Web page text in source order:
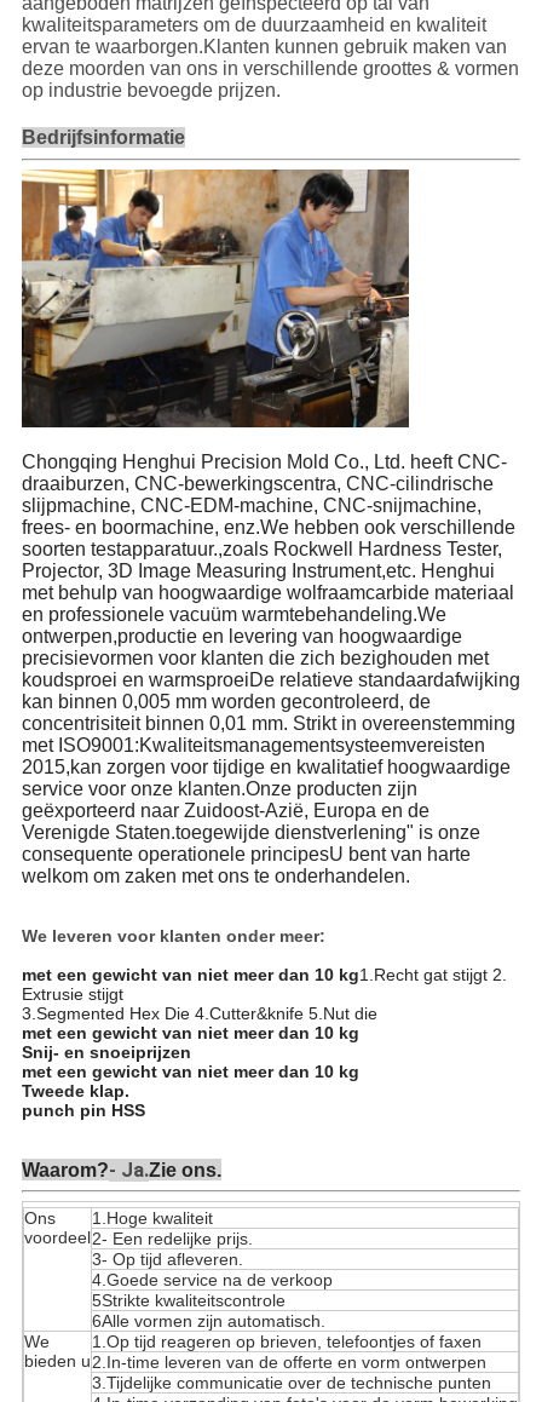
kwaliteitsparameters om de duurzaamheid en kwaliteit
ervan te waarborgen.Klanten kunnen gebruik maken van
deze moorden van ons in verschillende groottes & vormen
op industrie bevoegde prijzen.
Bedrijfsinformatie
Chongqing Henghui Precision Mold Co., Ltd. heeft CNC-
draaiburzen, CNC-bewerkingscentra, CNC-cilindrische
slijpmachine, CNC-EDM-machine, CNC-snijmachine,
frees- en boormachine, enz.We hebben ook verschillende
soorten testapparatuur.,zoals Rockwell Hardness Tester,
Projector, 3D Image Measuring Instrument,etc. Henghui
met behulp van hoogwaardige wolfraamcarbide materiaal
en professionele vacuüm warmtebehandeling.We
ontwerpen,productie en levering van hoogwaardige
precisievormen voor klanten die zich bezighouden met
koudsproei en warmsproeiDe relatieve standaardafwijking
kan binnen 0,005 mm worden gecontroleerd, de
concentrisiteit binnen 0,01 mm. Strikt in overeenstemming
met ISO9001:Kwaliteitsmanagementsysteemvereisten
2015,kan zorgen voor tijdige en kwalitatief hoogwaardige
service voor onze klanten.Onze producten zijn
geëxporteerd naar Zuidoost-Azië, Europa en de
Verenigde Staten.toegewijde dienstverlening" is onze
consequente operationele principesU bent van harte
welkom om zaken met ons te onderhandelen.
We leveren voor klanten onder meer:
met een gewicht van niet meer dan 10 kg1.Recht gat stijgt 2.
Extrusie stijgt
3.Segmented Hex Die 4.Cutter&knife 5.Nut die
met een gewicht van niet meer dan 10 kg
Snij- en snoeiprijzen
met een gewicht van niet meer dan 10 kg
Tweede klap.
punch pin HSS
Waarom?- Ja.Zie ons.
Ons
voordeel
1.Hoge kwaliteit
2- Een redelijke prijs.
3- Op tijd afleveren.
4.Goede service na de verkoop
5Strikte kwaliteitscontrole
6Alle vormen zijn automatisch.
We
bieden u
1.Op tijd reageren op brieven, telefoontjes of faxen
2.In-time leveren van de offerte en vorm ontwerpen
3.Tijdelijke communicatie over de technische punten